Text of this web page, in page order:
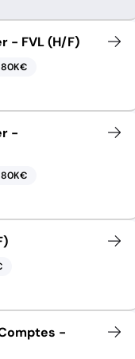
- FVL (H/F)
-
-